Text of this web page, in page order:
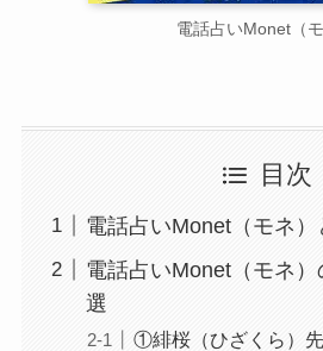
電話占いMonet（モ
目次
電話占いMonet（モネ）
電話占いMonet（モネ
選
①緋桜（ひざくら）